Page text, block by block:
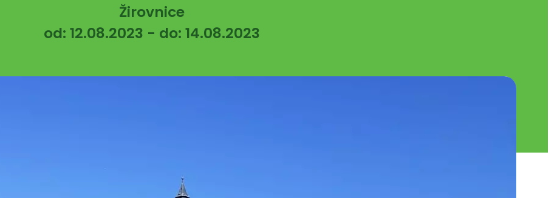
Žirovnice
od: 12.08.2023 - do: 14.08.2023